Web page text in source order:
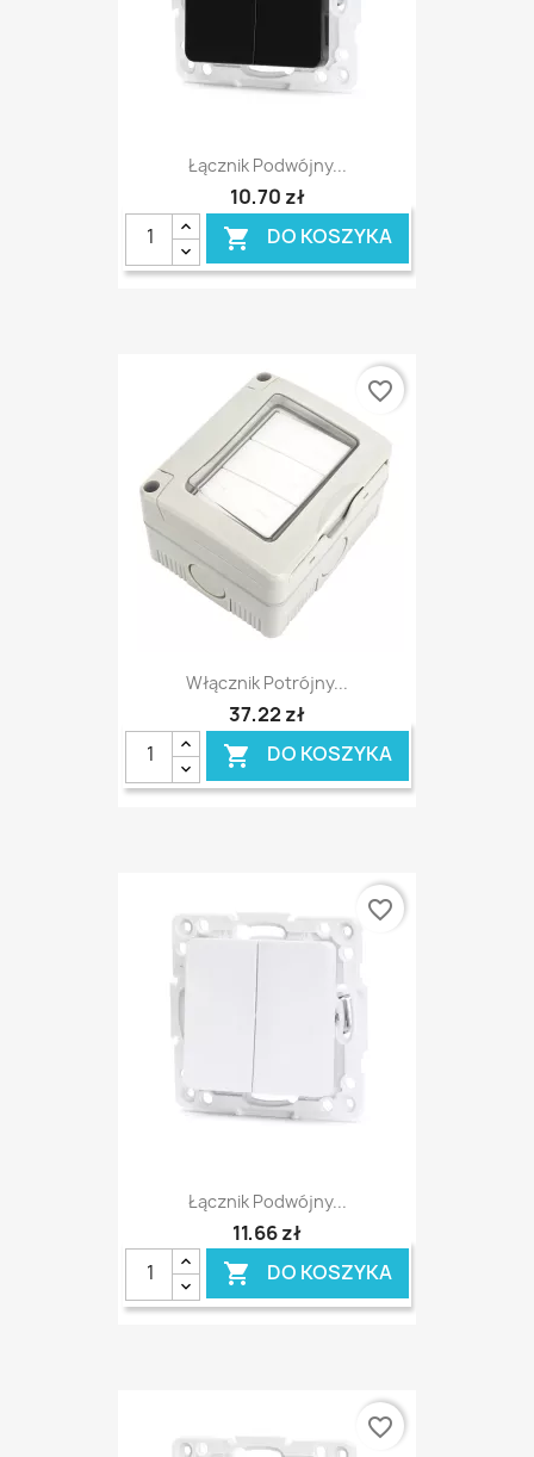
Łącznik Podwójny...
10,70 zł
 DO KOSZYKA
Włącznik Potrójny...
37,22 zł
 DO KOSZYKA
favorite_border
Łącznik Podwójny...
11,66 zł
 DO KOSZYKA
favorite_border
favorite_border